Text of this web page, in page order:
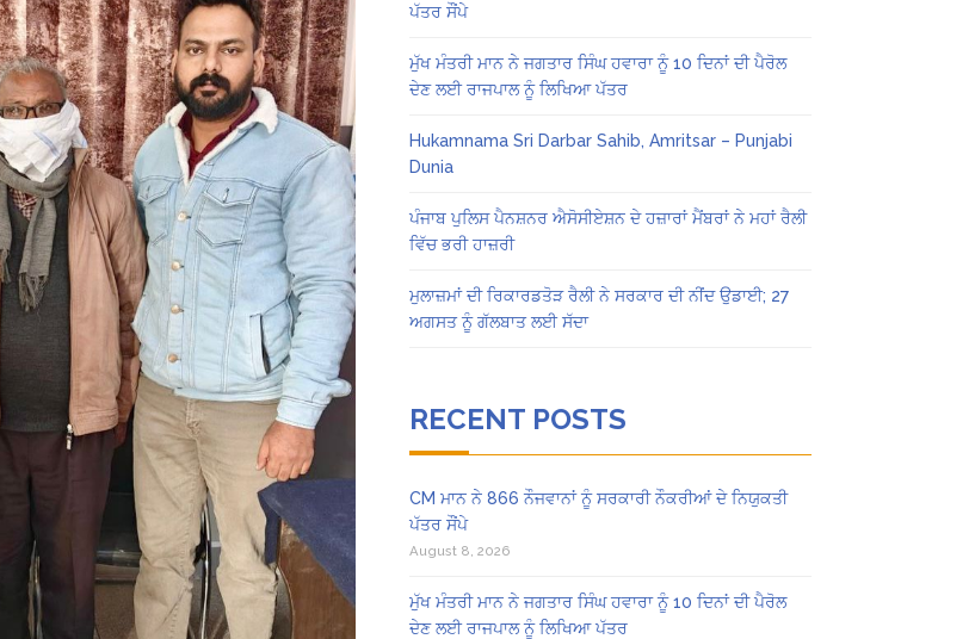
ਪੱਤਰ ਸੌਂਪੇ
ਮੁੱਖ ਮੰਤਰੀ ਮਾਨ ਨੇ ਜਗਤਾਰ ਸਿੰਘ ਹਵਾਰਾ ਨੂੰ 10 ਦਿਨਾਂ ਦੀ ਪੈਰੋਲ
ਦੇਣ ਲਈ ਰਾਜਪਾਲ ਨੂੰ ਲਿਖਿਆ ਪੱਤਰ
Hukamnama Sri Darbar Sahib, Amritsar – Punjabi
Dunia
ਪੰਜਾਬ ਪੁਲਿਸ ਪੈਨਸ਼ਨਰ ਐਸੋਸੀਏਸ਼ਨ ਦੇ ਹਜ਼ਾਰਾਂ ਮੈਂਬਰਾਂ ਨੇ ਮਹਾਂ ਰੈਲੀ
ਵਿੱਚ ਭਰੀ ਹਾਜ਼ਰੀ
ਮੁਲਾਜ਼ਮਾਂ ਦੀ ਰਿਕਾਰਡਤੋੜ ਰੈਲੀ ਨੇ ਸਰਕਾਰ ਦੀ ਨੀਂਦ ਉਡਾਈ; 27
ਅਗਸਤ ਨੂੰ ਗੱਲਬਾਤ ਲਈ ਸੱਦਾ
RECENT POSTS
CM ਮਾਨ ਨੇ 866 ਨੌਜਵਾਨਾਂ ਨੂੰ ਸਰਕਾਰੀ ਨੌਕਰੀਆਂ ਦੇ ਨਿਯੁਕਤੀ
ਪੱਤਰ ਸੌਂਪੇ
August 8, 2026
ਮੁੱਖ ਮੰਤਰੀ ਮਾਨ ਨੇ ਜਗਤਾਰ ਸਿੰਘ ਹਵਾਰਾ ਨੂੰ 10 ਦਿਨਾਂ ਦੀ ਪੈਰੋਲ
ਦੇਣ ਲਈ ਰਾਜਪਾਲ ਨੂੰ ਲਿਖਿਆ ਪੱਤਰ